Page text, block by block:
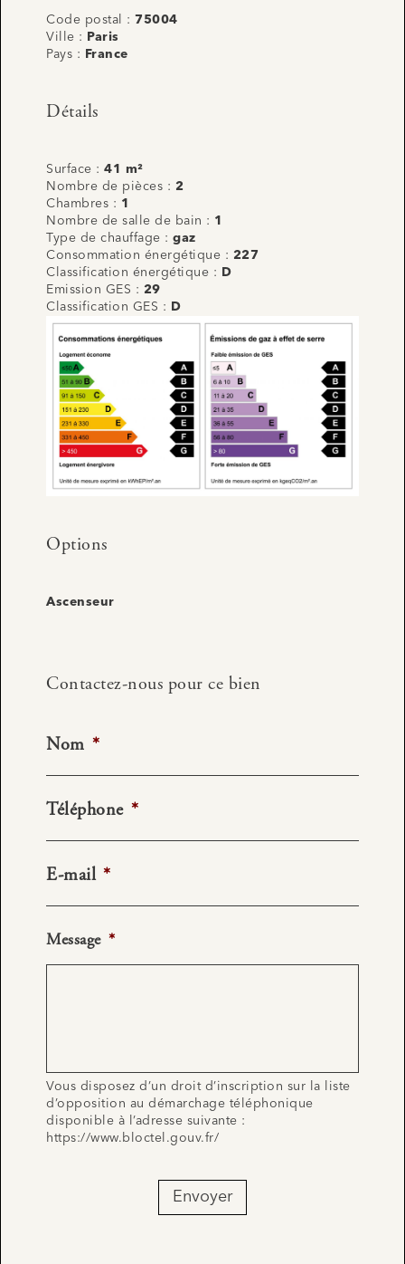
Code postal : 75004
Ville :
Paris
Pays :
France
Détails
Surface : 41 m²
Nombre de pièces : 2
Chambres : 1
Nombre de salle de bain : 1
Type de chauffage : gaz
Consommation énergétique : 227
Classification énergétique :
D
Emission GES : 29
Classification GES :
D
Options
Ascenseur
Contactez-nous pour ce bien
Nom *
Téléphone *
E-mail *
Message *
Vous disposez d’un droit d’inscription sur la liste
d’opposition au démarchage téléphonique
disponible à l’adresse suivante :
https://www.bloctel.gouv.fr/
Envoyer